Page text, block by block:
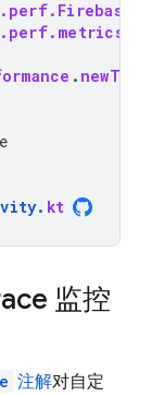
. newTrace
. kt
监控
注解对自定